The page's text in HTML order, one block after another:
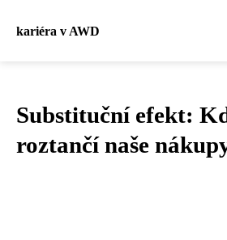
kariéra v AWD
Substituční efekt:
roztančí naše